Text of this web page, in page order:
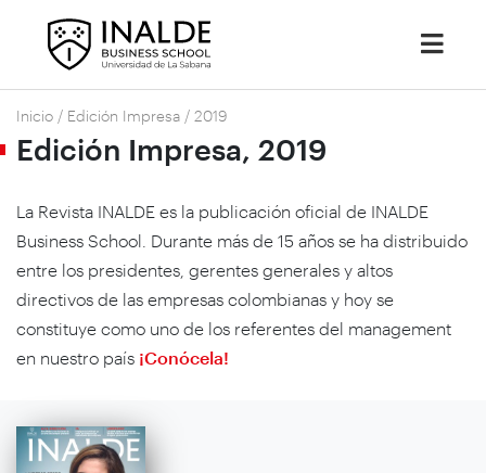
Inicio / Edición Impresa / 2019
Edición Impresa, 2019
La Revista INALDE es la publicación oficial de INALDE
Business School. Durante más de 15 años se ha distribuido
entre los presidentes, gerentes generales y altos
directivos de las empresas colombianas y hoy se
constituye como uno de los referentes del management
en nuestro país ¡Conócela!